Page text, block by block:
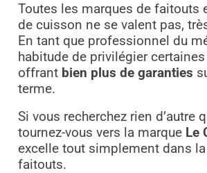
Toutes les marques de faitouts
de cuisson ne se valent pas,
En tant que professionnel du
habitude de privilégier
offrant bien plus de garanties
terme.
Si vous recherchez rien d’autre
tournez-vous vers la marque Le
excelle tout simplement dans
faitouts.